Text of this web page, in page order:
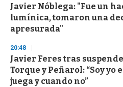
Javier Nóblega: "Fue un
lumínica, tomaron una
apresurada"
20:48
Javier Feres tras
Torque y Peñarol: “Soy yo
juega y cuando no”